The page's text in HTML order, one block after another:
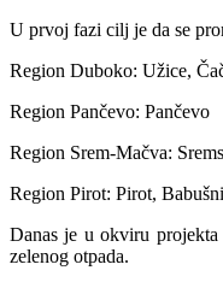
U prvoj fazi cilj je da se
Region Duboko: Užice,
Region Pančevo: Pančevo
Region Srem-Mačva:
Region Pirot: Pirot,
Danas je u okviru
zelenog otpada.